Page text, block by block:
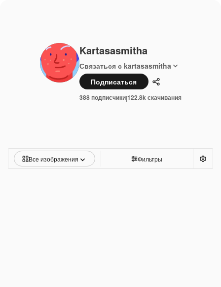
Kartasasmitha
Связаться с kartasasmitha
Подписаться
Поделиться
388 подписчики|122.8k скачивания
Все изображения Фильтры